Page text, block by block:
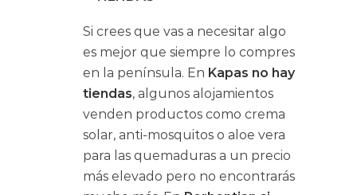
Si crees que vas a necesitar algo
es mejor que siempre lo compres
en la península. En Kapas no hay
tiendas, algunos alojamientos
venden productos como crema
solar, anti-mosquitos o aloe vera
para las quemaduras a un precio
más elevado pero no encontrarás